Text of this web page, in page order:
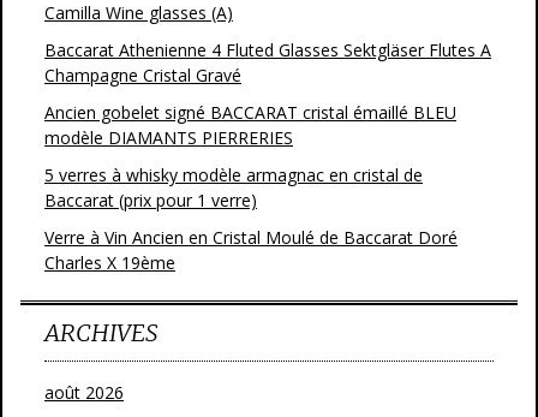
Camilla Wine glasses (A)
Baccarat Athenienne 4 Fluted Glasses Sektgläser Flutes A
Champagne Cristal Gravé
Ancien gobelet signé BACCARAT cristal émaillé BLEU
modèle DIAMANTS PIERRERIES
5 verres à whisky modèle armagnac en cristal de
Baccarat (prix pour 1 verre)
Verre à Vin Ancien en Cristal Moulé de Baccarat Doré
Charles X 19ème
ARCHIVES
août 2026